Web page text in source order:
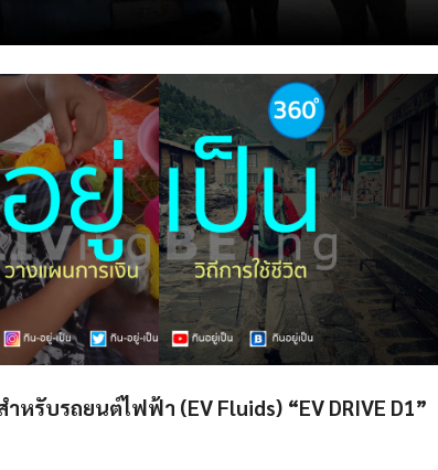
รับรถยนต์ไฟฟ้า (EV Fluids) “EV DRIVE D1”